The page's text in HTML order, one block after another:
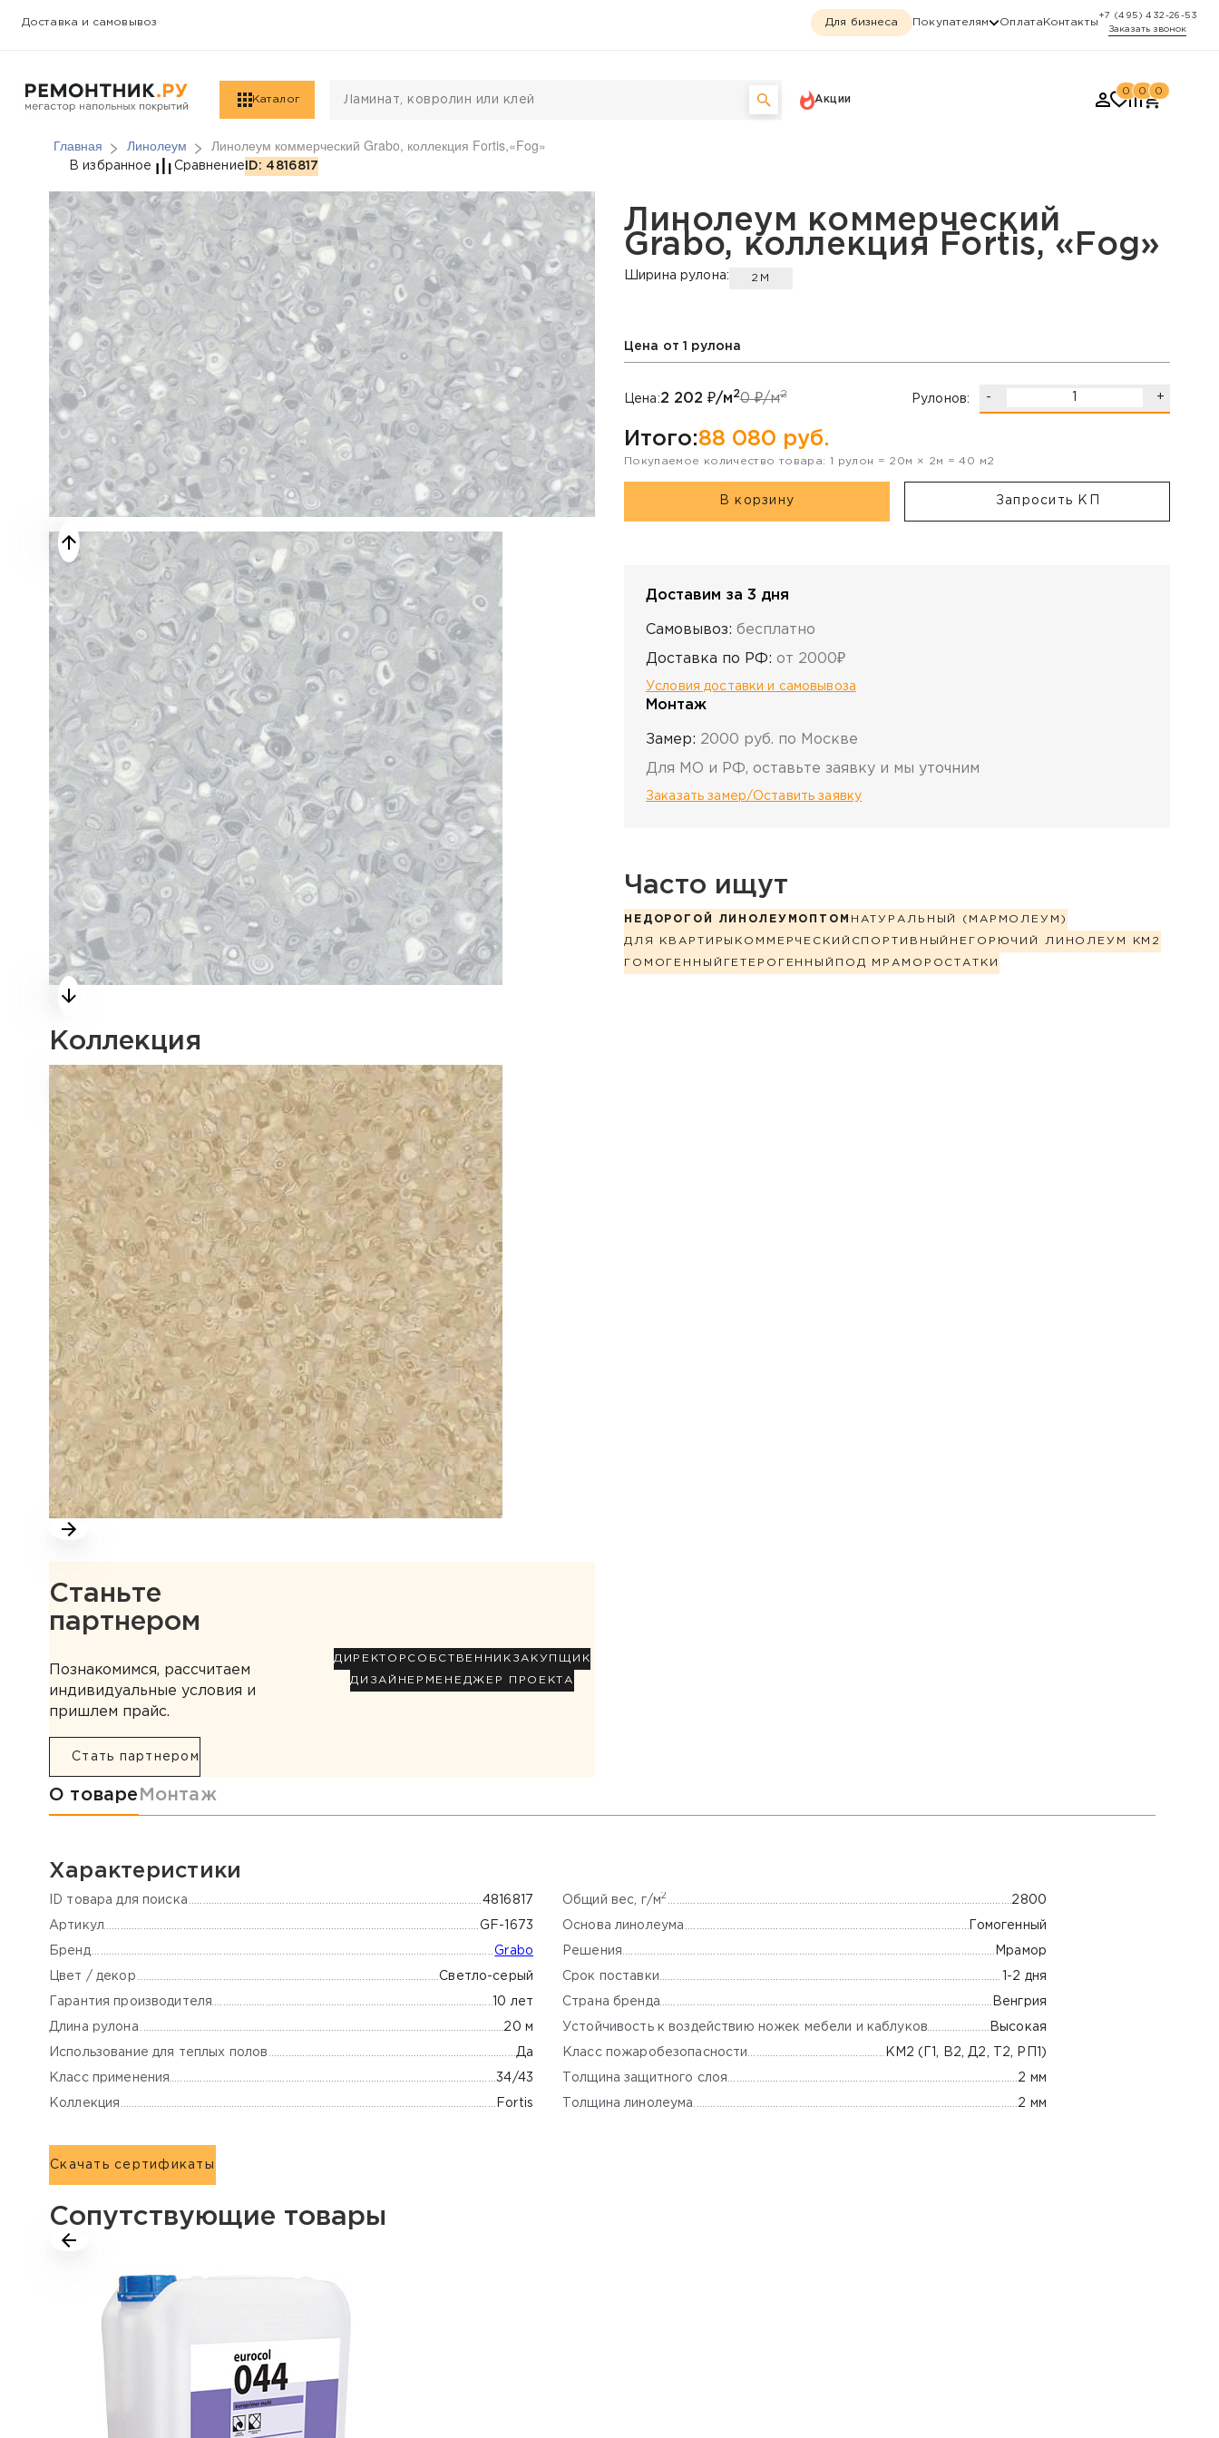
Доставка и самовывоз Для бизнеса Покупателям Оплата Контакты
+7 (495) 432-26-53
Заказать звонок
Каталог Акции
0 0 0
Главная Линолеум Линолеум коммерческий Grabo, коллекция Fortis,«Fog»
Линолеум коммерческий Grabo, коллекция Fortis, «Fog»
В избранное Сравнение ID: 4816817
Коллекция
Станьте
партнером
Познакомимся, рассчитаем
индивидуальные условия и
пришлем прайс.
Стать партнером
ДИРЕКТОР СОБСТВЕННИК ЗАКУПЩИК
ДИЗАЙНЕР МЕНЕДЖЕР ПРОЕКТА
Линолеум коммерческий
Grabo, коллекция Fortis, «Fog»
Ширина рулона: 2М
Цена от 1 рулона
Цена:2 202 ₽/м20₽/м2 Рулонов: - +
Итого:88 080 руб.
Покупаемое количество товара: 1 рулон = 20м × 2м =40 м2
В корзину Запросить КП
Доставим за 3 дня
Самовывоз: бесплатно
Доставка по РФ: от 2000₽
Условия доставки и самовывоза
Монтаж
Замер: 2000 руб. по Москве
Для МО и РФ, оставьте заявку и мы уточним
Заказать замер/Оставить заявку
Часто ищут
НЕДОРОГОЙ ЛИНОЛЕУМ ОПТОМ НАТУРАЛЬНЫЙ (МАРМОЛЕУМ)
ДЛЯ КВАРТИРЫ КОММЕРЧЕСКИЙ СПОРТИВНЫЙ НЕГОРЮЧИЙ ЛИНОЛЕУМ КМ2
ГОМОГЕННЫЙ ГЕТЕРОГЕННЫЙ ПОД МРАМОР ОСТАТКИ
Информация о товаре
О товаре Монтаж
Характеристики
ID товара для поиска 4816817
Артикул GF-1673
Бренд Grabo
Цвет / декор Светло-серый
Гарантия производителя 10 лет
Длина рулона 20 м
Использование для теплых полов Да
Класс применения 34/43
Коллекция Fortis
Общий вес, г/м2 2800
Основа линолеума Гомогенный
Решения Мрамор
Срок поставки 1-2 дня
Страна бренда Венгрия
Устойчивость к воздействию ножек мебели и каблуков Высокая
Класс пожаробезопасности КМ2 (Г1, В2, Д2, Т2, РП1)
Толщина защитного слоя 2 мм
Толщина линолеума 2 мм
Скачать сертификаты
Сопутствующие товары